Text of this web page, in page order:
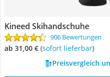
Kineed Skihandschuhe
906 Bewertungen
ab 31,00 € ( Sofort lieferbar)
Preisvergleich